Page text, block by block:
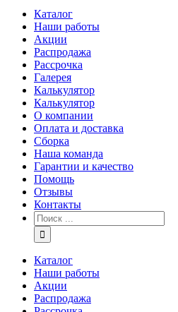
Каталог
Наши работы
Акции
Распродажа
Рассрочка
Галерея
Калькулятор
Калькулятор
О компании
Оплата и доставка
Сборка
Наша команда
Гарантии и качество
Помощь
Отзывы
Контакты
Каталог
Наши работы
Акции
Распродажа